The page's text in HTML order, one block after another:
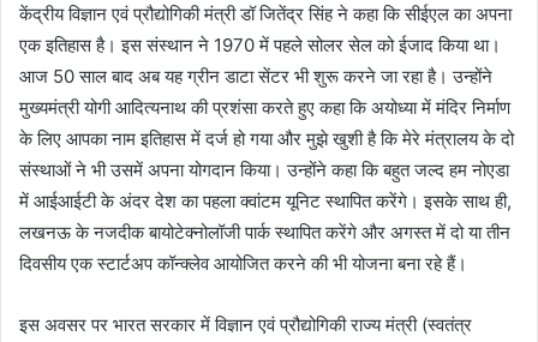
केंद्रीय विज्ञान एवं प्रौद्योगिकी मंत्री डॉ जितेंद्र सिंह ने कहा कि सीईएल का अपना
एक इतिहास है। इस संस्थान ने 1970 में पहले सोलर सेल को ईजाद किया था।
आज 50 साल बाद अब यह ग्रीन डाटा सेंटर भी शुरू करने जा रहा है। उन्होंने
मुख्यमंत्री योगी आदित्यनाथ की प्रशंसा करते हुए कहा कि अयोध्या में मंदिर निर्माण
के लिए आपका नाम इतिहास में दर्ज हो गया और मुझे खुशी है कि मेरे मंत्रालय के दो
संस्थाओं ने भी उसमें अपना योगदान किया। उन्होंने कहा कि बहुत जल्द हम नोएडा
में आईआईटी के अंदर देश का पहला क्वांटम यूनिट स्थापित करेंगे। इसके साथ ही,
लखनऊ के नजदीक बायोटेक्नोलॉजी पार्क स्थापित करेंगे और अगस्त में दो या तीन
दिवसीय एक स्टार्टअप कॉन्क्लेव आयोजित करने की भी योजना बना रहे हैं।
इस अवसर पर भारत सरकार में विज्ञान एवं प्रौद्योगिकी राज्य मंत्री (स्वतंत्र